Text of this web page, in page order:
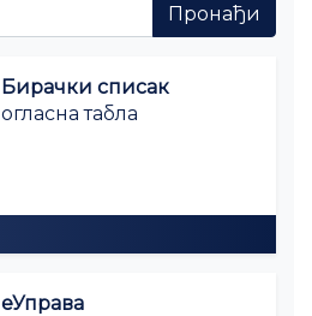
Бирачки списак
огласна табла
еУправа